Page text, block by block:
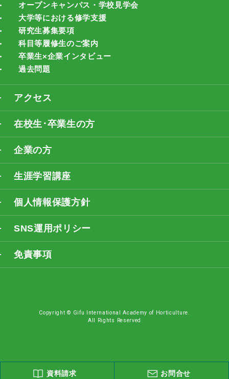
オープンキャンパス・学校見学会
大学等における修学支援
研究生募集要項
科目等履修生のご案内
卒業生×企業インタビュー
過去問題
アクセス
在校生･卒業生の方
企業の方
生涯学習講座
個人情報保護方針
SNS運用ポリシー
免責事項
Copyright © Gifu International Academy of Horticulture.
All Rights Reserved
資料請求 お問合せ